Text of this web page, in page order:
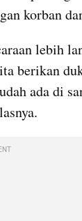
korban
lebih
berikan
ada di